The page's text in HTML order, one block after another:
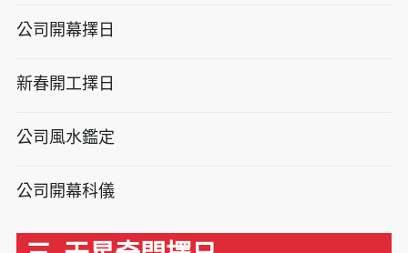
公司開幕擇日
新春開工擇日
公司風水鑑定
公司開幕科儀